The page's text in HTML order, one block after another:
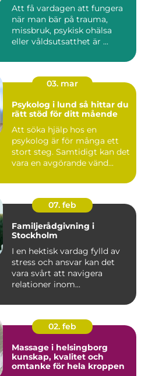
Att få vardagen att fungera
när man bär på trauma,
missbruk, psykisk ohälsa
eller våldsutsatthet är ...
03. mar
Psykolog i lund så hittar du
rätt stöd för ditt mående
Att söka hjälp hos en
psykolog är för många ett
stort steg. Samtidigt kan det
vara en avgörande vänd...
07. feb
Familjerådgivning i
Stockholm
I en hektisk vardag fylld av
stress och ansvar kan det
vara svårt att navigera
relationer inom...
02. feb
Massage i helsingborg
kunskap, kvalitet och
omtanke för hela kroppen